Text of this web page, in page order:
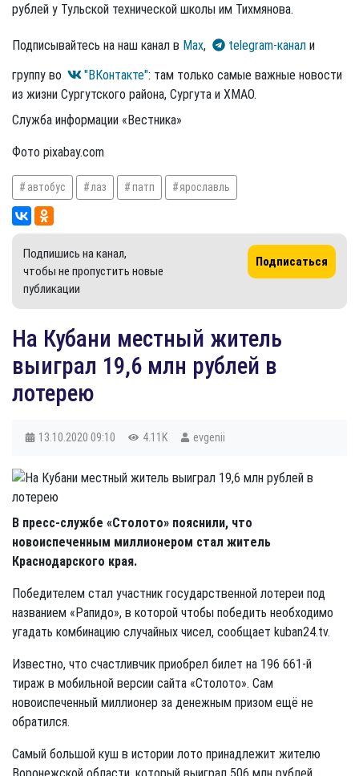
рублей у Тульской технической школы им Тихмянова.
Подписывайтесь на наш канал в Max, telegram-канал и
группу во
"ВКонтакте": там только самые важные новости
из жизни Сургутского района, Сургута и ХМАО.
Служба информации «Вестника»
Фото pixabay.com
автобус лаз патп ярославль
Подпишись на канал,
чтобы не пропустить новые
публикации
Подписаться
На Кубани местный житель
выиграл 19,6 млн рублей в
лотерею
13.10.2020 09:10 4.11K evgenii
В пресс-службе «Столото» пояснили, что
новоиспеченным миллионером стал житель
Краснодарского края.
Победителем стал участник государственной лотереи под
названием «Рапидо», в которой чтобы победить необходимо
угадать комбинацию случайных чисел, сообщает kuban24.tv.
Известно, что счастливчик приобрел билет на 196 661-й
тираж в мобильной версии сайта «Столото». Сам
новоиспеченный миллионер за денежным призом ещё не
обратился.
Самый большой куш в истории лото принадлежит жителю